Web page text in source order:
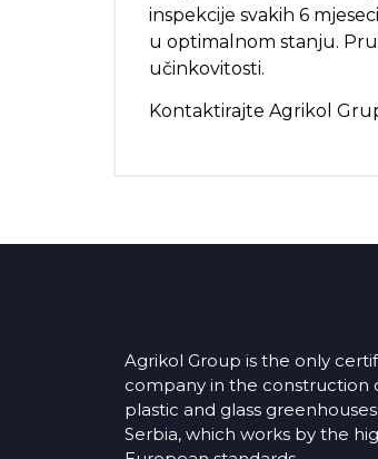
inspekcije svakih 6
u optimalnom stanju.
učinkovitosti.
Kontaktirajte Agrikol
Agrikol Group is the only
company in the construction
plastic and glass
Serbia, which works by the